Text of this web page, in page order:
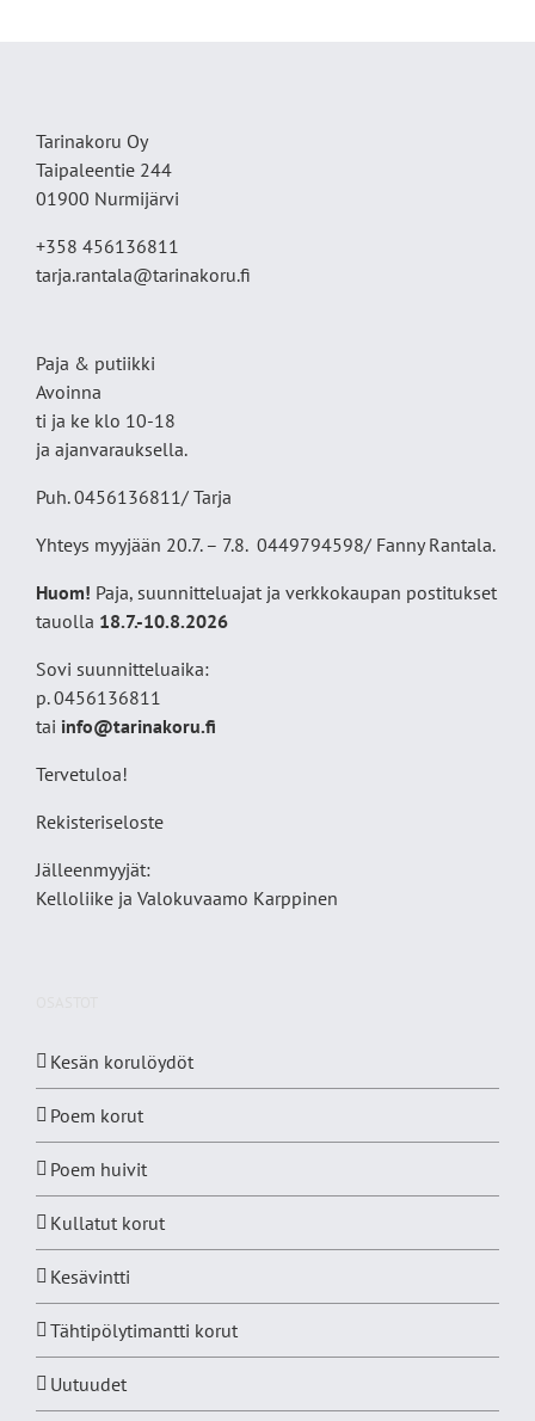
Tarinakoru Oy
Taipaleentie 244
01900 Nurmijärvi
+358 456136811
tarja.rantala@tarinakoru.fi
Paja & putiikki
Avoinna
ti ja ke klo 10-18
ja ajanvarauksella.
Puh. 0456136811/ Tarja
Yhteys myyjään 20.7. – 7.8. 0449794598/ Fanny Rantala.
Huom! Paja, suunnitteluajat ja verkkokaupan postitukset
tauolla 18.7.-10.8.2026
Sovi suunnitteluaika:
p. 0456136811
tai info@tarinakoru.fi
Tervetuloa!
Rekisteriseloste
Jälleenmyyjät:
Kelloliike ja Valokuvaamo Karppinen
Kesän korulöydöt
Poem korut
Poem huivit
Kullatut korut
Kesävintti
Tähtipölytimantti korut
Uutuudet